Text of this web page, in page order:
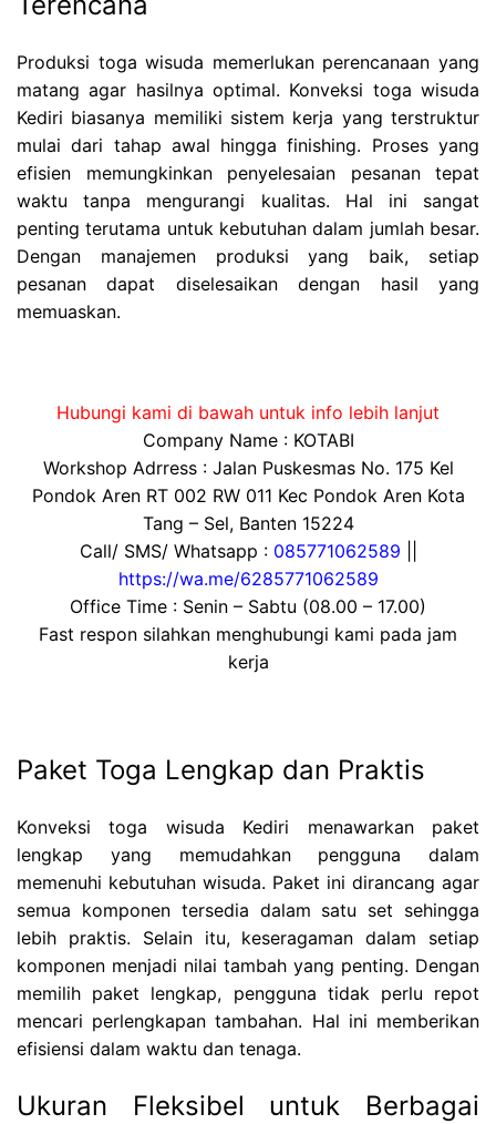
Produksi toga wisuda memerlukan perencanaan yang
matang agar hasilnya optimal. Konveksi toga wisuda
Kediri biasanya memiliki sistem kerja yang terstruktur
mulai dari tahap awal hingga finishing. Proses yang
efisien memungkinkan penyelesaian pesanan tepat
waktu tanpa mengurangi kualitas. Hal ini sangat
penting terutama untuk kebutuhan dalam jumlah besar.
Dengan manajemen produksi yang baik, setiap
pesanan dapat diselesaikan dengan hasil yang
memuaskan.
Hubungi kami di bawah untuk info lebih lanjut
Company Name : KOTABI
Workshop Adrress : Jalan Puskesmas No. 175 Kel
Pondok Aren RT 002 RW 011 Kec Pondok Aren Kota
Tang – Sel, Banten 15224
Call/ SMS/ Whatsapp : 085771062589
https://wa.me/6285771062589
Office Time : Senin – Sabtu (08.00 – 17.00)
Fast respon silahkan menghubungi kami pada jam
kerja
Paket Toga Lengkap dan Praktis
Konveksi toga wisuda Kediri menawarkan paket
lengkap yang memudahkan pengguna dalam
memenuhi kebutuhan wisuda. Paket ini dirancang agar
semua komponen tersedia dalam satu set sehingga
lebih praktis. Selain itu, keseragaman dalam setiap
komponen menjadi nilai tambah yang penting. Dengan
memilih paket lengkap, pengguna tidak perlu repot
mencari perlengkapan tambahan. Hal ini memberikan
efisiensi dalam waktu dan tenaga.
Ukuran Fleksibel untuk Berbagai